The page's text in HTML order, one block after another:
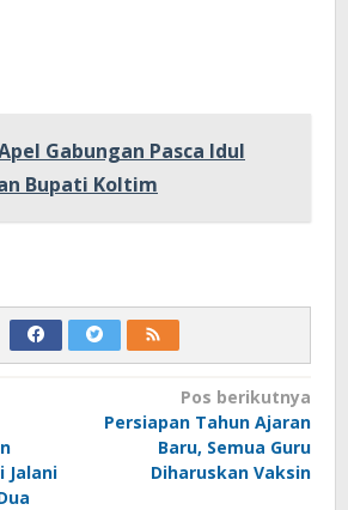
Gabungan Pasca Idul
Bupati Koltim
Jalani
Pos berikutnya
Persiapan Tahun Ajaran
Baru, Semua Guru
Diharuskan Vaksin